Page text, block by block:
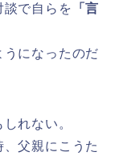
談で自らを 「言
になったのだ
れない。
父親にこうた